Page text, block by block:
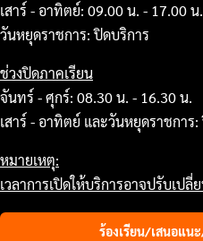
เสาร์ - อาทิตย์: 09.00 น. - 17.00 น.
วันหยุดราชการ: ปิดบริการ
ช่วงปิดภาคเรียน
จันทร์ - ศุกร์: 08.30 น. - 16.30 น.
เสาร์ - อาทิตย์ และวันหยุดราชการ
หมายเหตุ:
เวลาการเปิดให้บริการอาจปรับเป
ร้องเรียน/เสนอแน